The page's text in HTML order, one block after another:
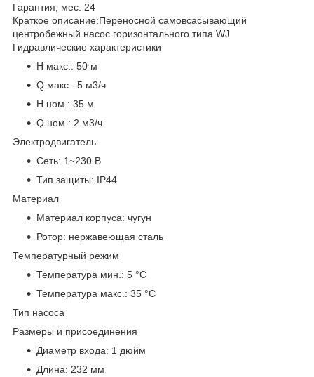
Гарантия, мес: 24
Краткое описание:Переносной самовсасывающий
центробежный насос горизонтального типа WJ
Гидравлические характеристики
H макс.: 50 м
Q макс.: 5 м3/ч
H ном.: 35 м
Q ном.: 2 м3/ч
Электродвигатель
Сеть: 1~230 В
Тип защиты: IP44
Материал
Материал корпуса: чугун
Ротор: нержавеющая сталь
Температурный режим
Температура мин.: 5 °С
Температура макс.: 35 °С
Тип насоса
Размеры и присоединения
Диаметр входа: 1 дюйм
Длина: 232 мм